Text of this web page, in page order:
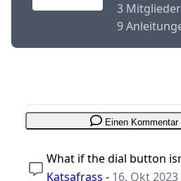
3 Mitglieder
9
Einen
What if the dial button
Katsafrass - 16. Okt 2023